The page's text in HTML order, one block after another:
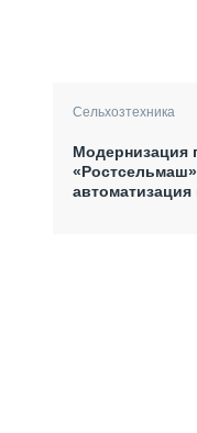
Сельхозтехника
Модернизация